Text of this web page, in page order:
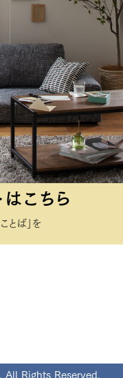
こちら
とば」を
Rights Reserved.